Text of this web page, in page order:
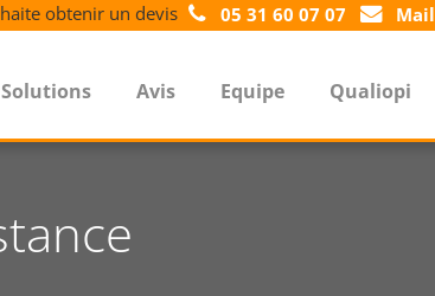
obtenir un devis 05 31 60 07 07 Mail
Solutions Avis Equipe Qualiopi